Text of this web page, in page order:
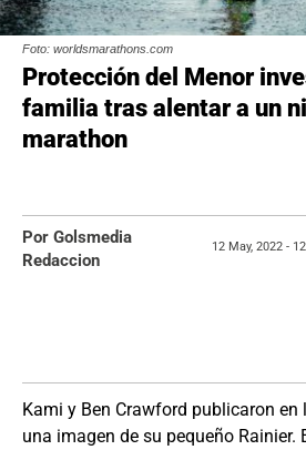
Foto: worldsmarathons.com
Protección del Menor
familia tras alentar a un
marathon
Kami y Ben Crawford publicaron en
una imagen de su pequeño Rainier.
Por Golsmedia
Redaccion
12 May, 2022 -